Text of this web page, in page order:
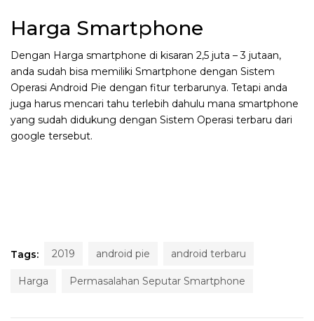
Harga Smartphone
Dengan Harga smartphone di kisaran 2,5 juta – 3 jutaan,
anda sudah bisa memiliki Smartphone dengan Sistem
Operasi Android Pie dengan fitur terbarunya. Tetapi anda
juga harus mencari tahu terlebih dahulu mana smartphone
yang sudah didukung dengan Sistem Operasi terbaru dari
google tersebut.
Tags: 2019 android pie android terbaru
Harga Permasalahan Seputar Smartphone